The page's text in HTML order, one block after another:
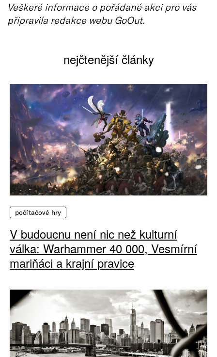
Veškeré informace o pořádané akci pro vás
připravila redakce webu GoOut.
nejčtenější články
počítačové hry
V budoucnu není nic než kulturní
válka: Warhammer 40 000, Vesmírní
mariňáci a krajní pravice